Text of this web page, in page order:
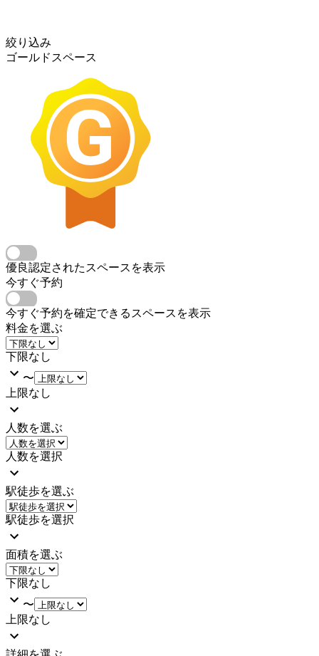
絞り込み
ゴールドスペース
優良認定されたスペースを表示
今すぐ予約
今すぐ予約を確定できるスペースを表示
料金を選ぶ
下限なし
〜
上限なし
人数を選ぶ
人数を選択
駅徒歩を選ぶ
駅徒歩を選択
面積を選ぶ
下限なし
〜
上限なし